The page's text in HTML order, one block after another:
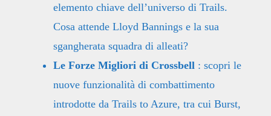
elemento chiave dell’universo di Trails.
Cosa attende Lloyd Bannings e la sua
sgangherata squadra di alleati?
Le Forze Migliori di Crossbell : scopri le
nuove funzionalità di combattimento
introdotte da Trails to Azure, tra cui Burst,